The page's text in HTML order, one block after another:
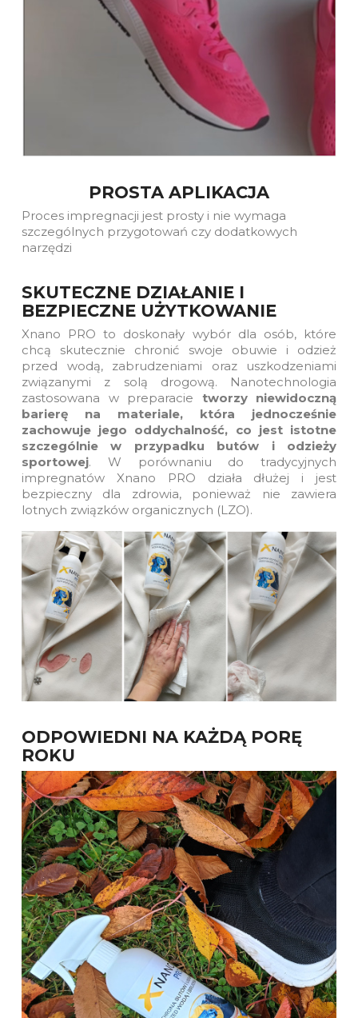
PROSTA APLIKACJA
Proces impregnacji jest prosty i nie wymaga
szczególnych przygotowań czy dodatkowych
narzędzi
SKUTECZNE DZIAŁANIE I
BEZPIECZNE UŻYTKOWANIE
Xnano PRO to doskonały wybór dla osób, które
chcą skutecznie chronić swoje obuwie i odzież
przed wodą, zabrudzeniami oraz uszkodzeniami
związanymi z solą drogową. Nanotechnologia
zastosowana w preparacie tworzy niewidoczną
barierę na materiale, która jednocześnie
zachowuje jego oddychalność, co jest istotne
szczególnie w przypadku butów i odzieży
sportowej. W porównaniu do tradycyjnych
impregnatów Xnano PRO działa dłużej i jest
bezpieczny dla zdrowia, ponieważ nie zawiera
lotnych związków organicznych (LZO).
ODPOWIEDNI NA KAŻDĄ PORĘ
ROKU